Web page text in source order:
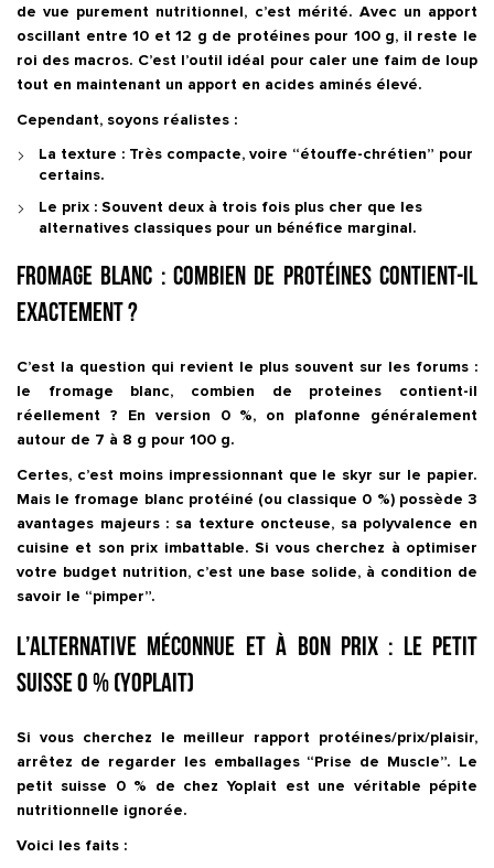
de vue purement nutritionnel, c’est mérité. Avec un apport
oscillant entre10 et 12 g de protéines pour 100 g, il reste le
roi des macros. C’est l’outil idéal pour caler une faim de loup
tout en maintenant un apport en acides aminés élevé.
Cependant, soyons réalistes :
La texture : Très compacte, voire “étouffe-chrétien” pour
certains.
Le prix : Souvent deux à trois fois plus cher que les
alternatives classiques pour un bénéfice marginal.
Fromage blanc : combien de protéines contient-il
exactement ?
C’est la question qui revient le plus souvent sur les forums :
le fromage blanc, combien de proteines contient-il
réellement ? En version 0 %, on plafonne généralement
autour de 7 à 8 g pour 100 g.
Certes, c’est moins impressionnant que le skyr sur le papier.
Mais le fromage blanc protéiné (ou classique 0 %) possède 3
avantages majeurs : sa texture oncteuse, sa polyvalence en
cuisine et son prix imbattable. Si vous cherchez à optimiser
votre budget nutrition, c’est une base solide, à condition de
savoir le “pimper”.
L’alternative méconnue et à bon prix : le petit
suisse 0 % (Yoplait)
Si vous cherchez le meilleur rapport protéines/prix/plaisir,
arrêtez de regarder les emballages “Prise de Muscle”. Le
petit suisse 0 % de chez Yoplait est une véritable pépite
nutritionnelle ignorée.
Voici les faits :